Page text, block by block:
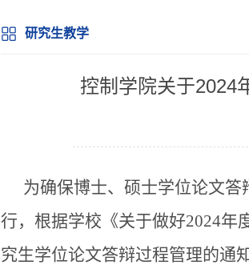
研究生教学
控制学院关于2024
为确保博士、硕士学位论文
行，根据学校《关于做好2024年
究生学位论文答辩过程管理的通